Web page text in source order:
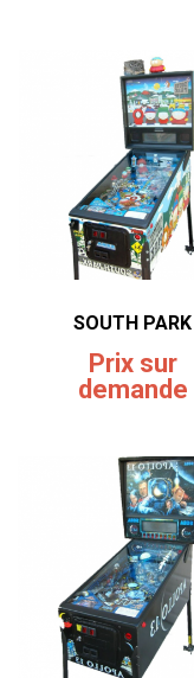
SOUTH PARK
Prix sur
demande